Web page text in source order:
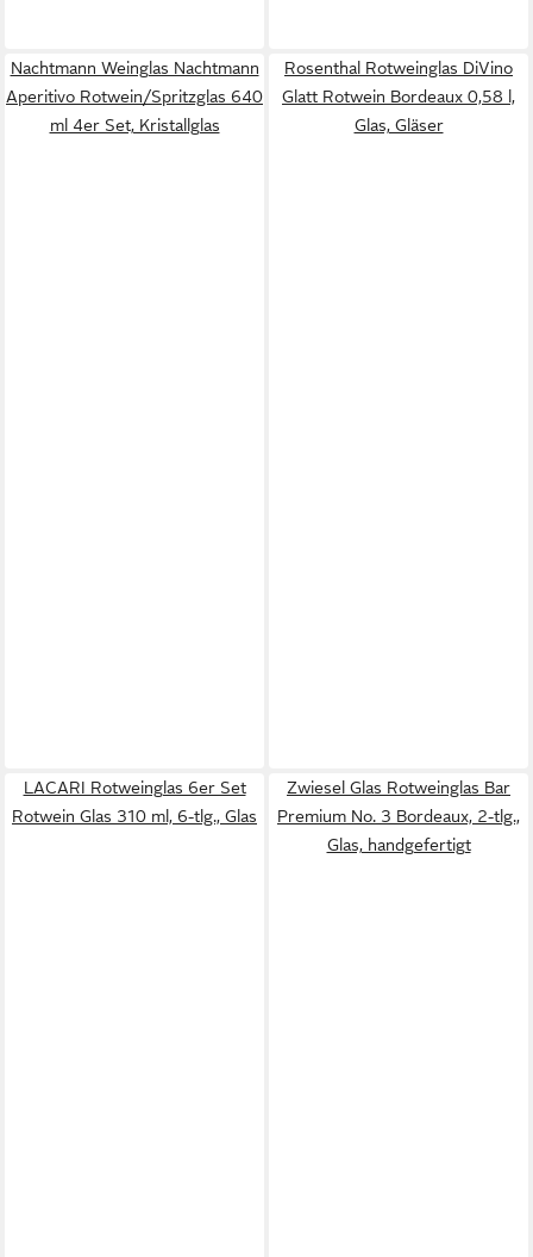
Nachtmann Weinglas Nachtmann
Aperitivo Rotwein/Spritzglas 640
ml 4er Set, Kristallglas
Rosenthal Rotweinglas DiVino
Glatt Rotwein Bordeaux 0,58 l,
Glas, Gläser
LACARI Rotweinglas 6er Set
Rotwein Glas 310 ml, 6-tlg., Glas
Zwiesel Glas Rotweinglas Bar
Premium No. 3 Bordeaux, 2-tlg.,
Glas, handgefertigt